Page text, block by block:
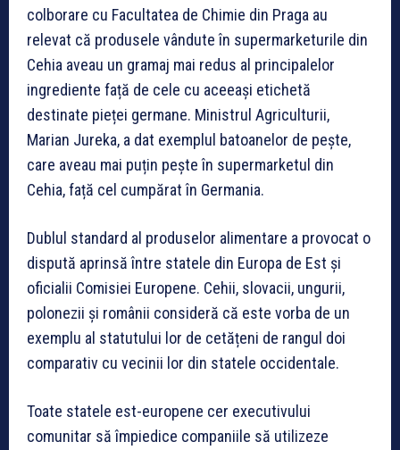
colborare cu Facultatea de Chimie din Praga au
relevat că produsele vândute în supermarketurile din
Cehia aveau un gramaj mai redus al principalelor
ingrediente față de cele cu aceeași etichetă
destinate pieței germane. Ministrul Agriculturii,
Marian Jureka, a dat exemplul batoanelor de pește,
care aveau mai puțin pește în supermarketul din
Cehia, față cel cumpărat în Germania.
Dublul standard al produselor alimentare a provocat o
dispută aprinsă între statele din Europa de Est și
oficialii Comisiei Europene. Cehii, slovacii, ungurii,
polonezii și românii consideră că este vorba de un
exemplu al statutului lor de cetățeni de rangul doi
comparativ cu vecinii lor din statele occidentale.
Toate statele est-europene cer executivului
comunitar să împiedice companiile să utilizeze